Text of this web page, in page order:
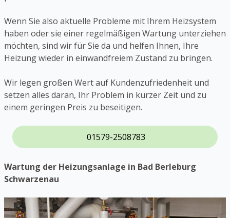
Wenn Sie also aktuelle Probleme mit Ihrem Heizsystem
haben oder sie einer regelmäßigen Wartung unterziehen
möchten, sind wir für Sie da und helfen Ihnen, Ihre
Heizung wieder in einwandfreiem Zustand zu bringen.
Wir legen großen Wert auf Kundenzufriedenheit und
setzen alles daran, Ihr Problem in kurzer Zeit und zu
einem geringen Preis zu beseitigen.
01579-2508783
Wartung der Heizungsanlage in Bad Berleburg
Schwarzenau